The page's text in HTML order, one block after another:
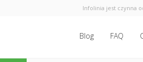
Infolinia jest czynna
Blog FAQ